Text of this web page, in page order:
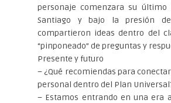
personaje comenzara su último
Santiago y bajo la presión
compartieron ideas dentro del
“pinponeado” de preguntas y
Presente y futuro
– ¿Qué recomiendas para
personal dentro del Plan
– Estamos entrando en una era